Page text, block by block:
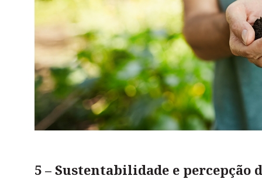
5 – Sustentabilidade e percepção